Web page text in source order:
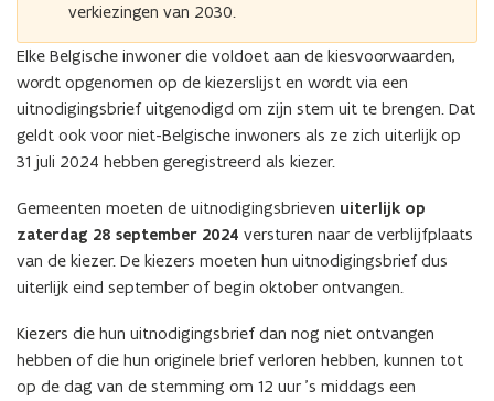
verkiezingen van 2030.
Elke Belgische inwoner die voldoet aan de kiesvoorwaarden,
wordt opgenomen op de kiezerslijst en wordt via een
uitnodigingsbrief uitgenodigd om zijn stem uit te brengen. Dat
geldt ook voor niet-Belgische inwoners als ze zich uiterlijk op
31 juli 2024 hebben geregistreerd als kiezer.
Gemeenten moeten de uitnodigingsbrieven uiterlijk op
zaterdag 28 september 2024 versturen naar de verblijfplaats
van de kiezer. De kiezers moeten hun uitnodigingsbrief dus
uiterlijk eind september of begin oktober ontvangen.
Kiezers die hun uitnodigingsbrief dan nog niet ontvangen
hebben of die hun originele brief verloren hebben, kunnen tot
op de dag van de stemming om 12 uur ’s middags een